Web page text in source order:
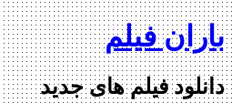
Skip
to
content
باران فیلم
دانلود فیلم های جدید